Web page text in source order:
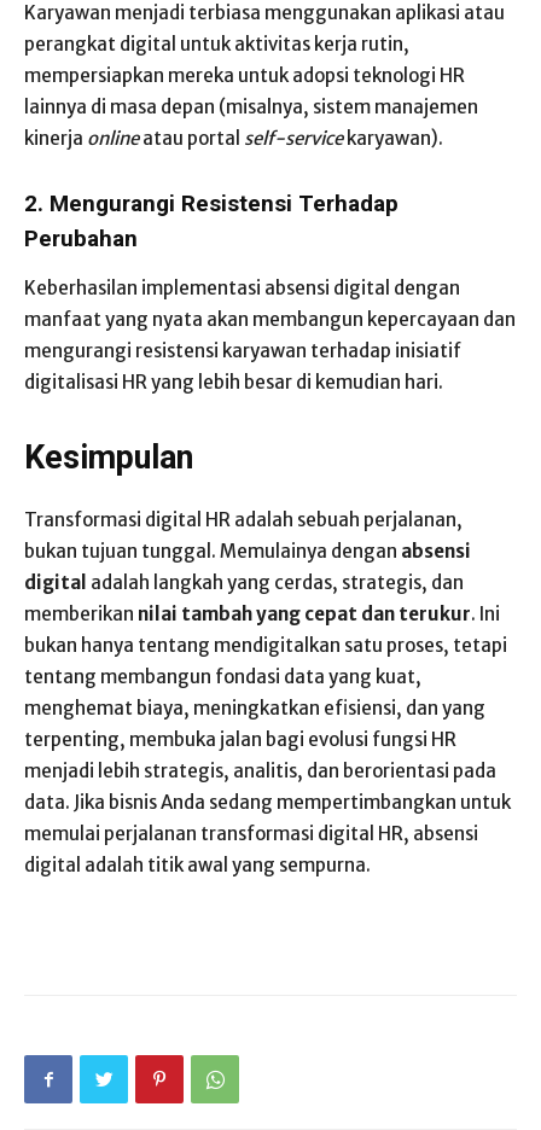
Karyawan menjadi terbiasa menggunakan aplikasi atau
perangkat digital untuk aktivitas kerja rutin,
mempersiapkan mereka untuk adopsi teknologi HR
lainnya di masa depan (misalnya, sistem manajemen
kinerja onlineatau portal self-servicekaryawan).
2. Mengurangi Resistensi Terhadap
Perubahan
Keberhasilan implementasi absensi digital dengan
manfaat yang nyata akan membangun kepercayaan dan
mengurangi resistensi karyawan terhadap inisiatif
digitalisasi HR yang lebih besar di kemudian hari.
Kesimpulan
Transformasi digital HR adalah sebuah perjalanan,
bukan tujuan tunggal. Memulainya dengan absensi
digital adalah langkah yang cerdas, strategis, dan
memberikan nilai tambah yang cepat dan terukur. Ini
bukan hanya tentang mendigitalkan satu proses, tetapi
tentang membangun fondasi data yang kuat,
menghemat biaya, meningkatkan efisiensi, dan yang
terpenting, membuka jalan bagi evolusi fungsi HR
menjadi lebih strategis, analitis, dan berorientasi pada
data. Jika bisnis Anda sedang mempertimbangkan untuk
memulai perjalanan transformasi digital HR, absensi
digital adalah titik awal yang sempurna.